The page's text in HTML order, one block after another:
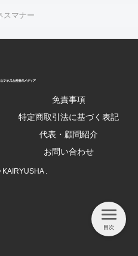
スマナー
免責事項
特定商取引法に基づく表記
代表・顧問紹介
お問い合わせ
.
目次